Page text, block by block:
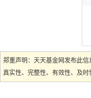
郑重声明：天天基金网发布此
真实性、完整性、有效性、及